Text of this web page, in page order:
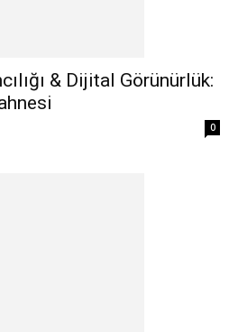
& Dijital Görünürlük:
0